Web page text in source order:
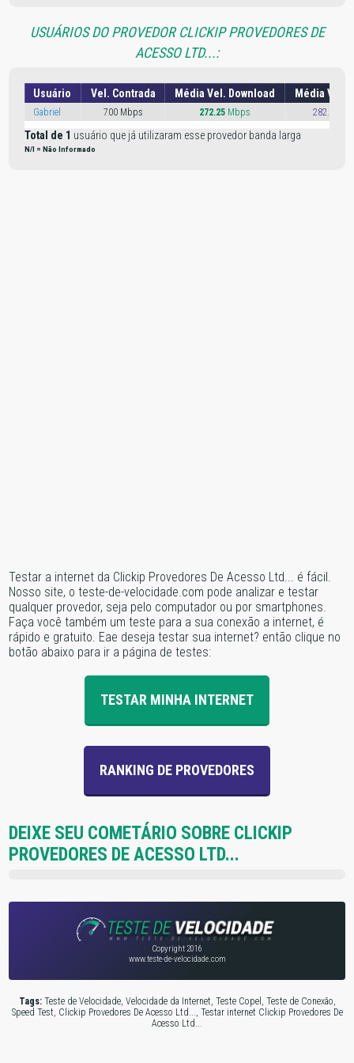
USUÁRIOS DO PROVEDOR CLICKIP PROVEDORES DE
ACESSO LTD...:
Usuário Vel. Contrada Média Vel. Download Média Vel.
Gabriel 700 Mbps 272.25 Mbps 282.21
Total de 1 usuário que já utilizaram esse provedor banda larga
N/I = Não Informado
Testar a internet da Clickip Provedores De Acesso Ltd... é fácil.
Nosso site, o teste-de-velocidade.com pode analizar e testar
qualquer provedor, seja pelo computador ou por smartphones.
Faça você também um teste para a sua conexão a internet, é
rápido e gratuito. Eae deseja testar sua internet? então clique no
botão abaixo para ir a página de testes:
TESTAR MINHA INTERNET
RANKING DE PROVEDORES
DEIXE SEU COMETÁRIO SOBRE CLICKIP
PROVEDORES DE ACESSO LTD...
Copyright 2016
www.teste-de-velocidade.com
Tags:Teste de Velocidade, Velocidade da Internet, Teste Copel, Teste de Conexão,
Speed Test, Clickip Provedores De Acesso Ltd..., Testar internet Clickip Provedores De
Acesso Ltd...